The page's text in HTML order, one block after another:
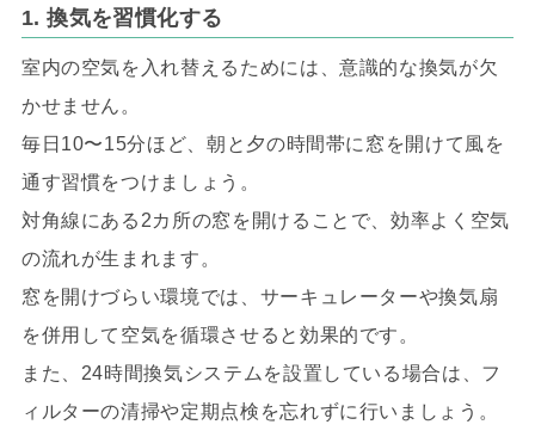
1. 換気を習慣化する
室内の空気を入れ替えるためには、意識的な換気が欠
かせません。
毎日10〜15分ほど、朝と夕の時間帯に窓を開けて風を
通す習慣をつけましょう。
対角線にある2カ所の窓を開けることで、効率よく空気
の流れが生まれます。
窓を開けづらい環境では、サーキュレーターや換気扇
を併用して空気を循環させると効果的です。
また、24時間換気システムを設置している場合は、フ
ィルターの清掃や定期点検を忘れずに行いましょう。